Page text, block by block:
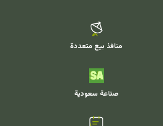
منافذ بيع متعددة
صناعة سعودية